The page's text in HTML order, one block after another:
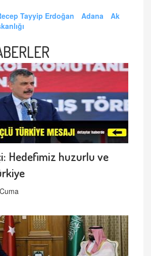
Tayyip Erdoğan
Adana
Ak
Hedefimiz huzurlu ve